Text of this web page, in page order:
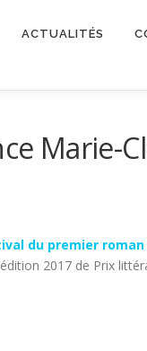
ACTUALITÉS
Marie-
du premier roman
2017 de Prix